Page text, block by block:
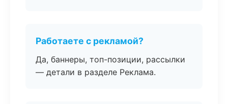
Работаете с рекламой?
Да, баннеры, топ-позиции, рассылки
— детали в разделе Реклама.